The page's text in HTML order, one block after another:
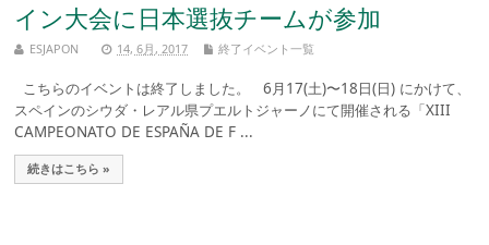
イン大会に日本選抜チームが参加
ESJAPON 14, 6月, 2017 終了イベント一覧
こちらのイベントは終了しました。 6月17(土)〜18日(日) にかけて、
スペインのシウダ・レアル県プエルトジャーノにて開催される「XIII
CAMPEONATO DE ESPAÑA DE F ...
続きはこちら »